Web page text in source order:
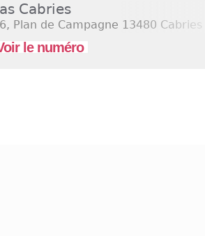
Cabries
Plan de Campagne 13480 Cabries
le numéro